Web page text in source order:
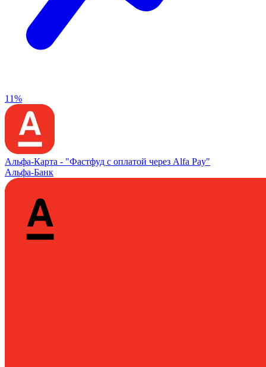
11%
Альфа‑Карта - "Фастфуд с оплатой через Alfa Pay"
Альфа-Банк